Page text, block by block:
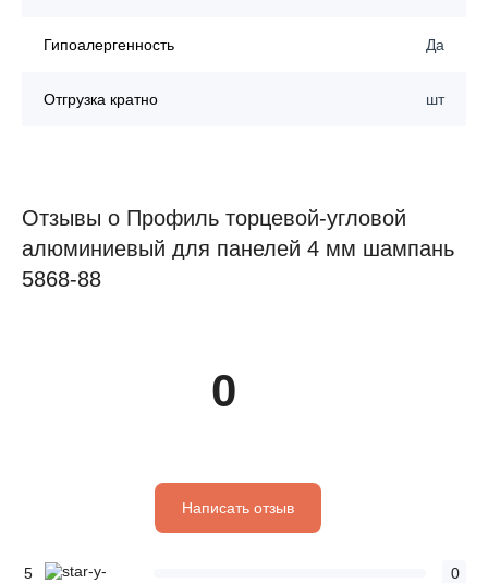
Гипоалергенность Да
Отгрузка кратно шт
Отзывы о Профиль торцевой-угловой
алюминиевый для панелей 4 мм шампань
5868-88
0
Написать отзыв
5 0